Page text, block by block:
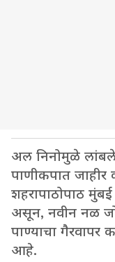
अल निनोमुळे
पाणीकपात
शहरापाठोपाठ
असून, नवीन नळ
पाण्याचा गैरवापर
आहे.